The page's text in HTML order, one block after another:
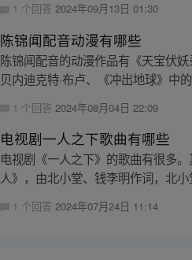
1 个回答2024年09月13日 01:30
陈锦闻配音动漫有哪些
陈锦闻配音的动漫作品有《天宝伏
贝内迪克特·布卢、《冲出地球》中
1 个回答 2024年08月04日 22:09
电视剧一人之下歌曲有哪些
电视剧《一人之下》的歌曲有很多
人》，由北小堂、钱李明作词，北
1 个回答 2024年07月24日 11:14